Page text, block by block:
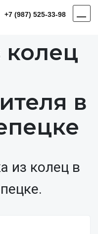
+7 (987) 525-33-98
колец
в
из колец в